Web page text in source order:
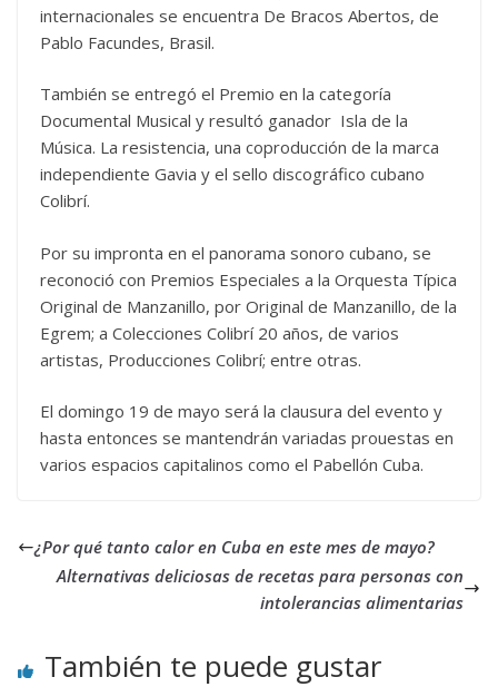
internacionales se encuentra De Bracos Abertos, de
Pablo Facundes, Brasil.
También se entregó el Premio en la categoría
Documental Musical y resultó ganador Isla de la
Música. La resistencia, una coproducción de la marca
independiente Gavia y el sello discográfico cubano
Colibrí.
Por su impronta en el panorama sonoro cubano, se
reconoció con Premios Especiales a la Orquesta Típica
Original de Manzanillo, por Original de Manzanillo, de la
Egrem; a Colecciones Colibrí 20 años, de varios
artistas, Producciones Colibrí; entre otras.
El domingo 19 de mayo será la clausura del evento y
hasta entonces se mantendrán variadas prouestas en
varios espacios capitalinos como el Pabellón Cuba.
¿Por qué tanto calor en Cuba en este mes de mayo?
Alternativas deliciosas de recetas para personas con
intolerancias alimentarias
También te puede gustar